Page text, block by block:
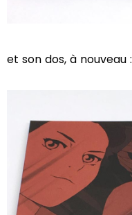
et son dos, à nouveau :